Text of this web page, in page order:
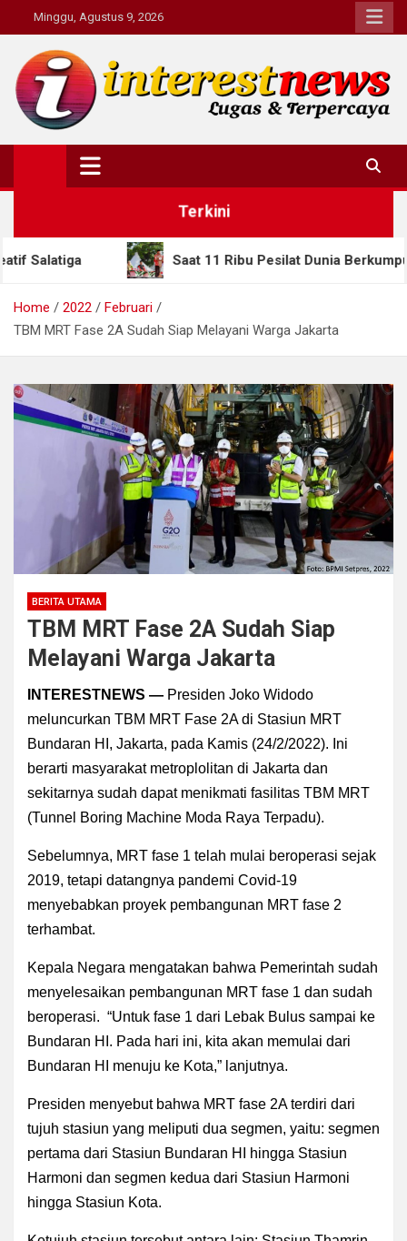
to
content
Minggu, Agustus 9, 2026
Interestnews.or.id
Terkini
Saat 11 Ribu Pesilat Dunia Berkumpul di Semarang,
Home 2022
Februari
TBM MRT Fase 2A Sudah Siap Melayani Warga Jakarta
BERITA UTAMA
TBM MRT Fase 2A Sudah Siap
Melayani Warga Jakarta
INTERESTNEWS — Presiden Joko Widodo
meluncurkan TBM MRT Fase 2A di Stasiun MRT
Bundaran HI, Jakarta, pada Kamis (24/2/2022). Ini
berarti masyarakat metroplolitan di Jakarta dan
sekitarnya sudah dapat menikmati fasilitas TBM MRT
(Tunnel Boring Machine Moda Raya Terpadu).
Sebelumnya, MRT fase 1 telah mulai beroperasi sejak
2019, tetapi datangnya pandemi Covid-19
menyebabkan proyek pembangunan MRT fase 2
terhambat.
Kepala Negara mengatakan bahwa Pemerintah sudah
menyelesaikan pembangunan MRT fase 1 dan sudah
beroperasi. “Untuk fase 1 dari Lebak Bulus sampai ke
Bundaran HI. Pada hari ini, kita akan memulai dari
Bundaran HI menuju ke Kota,” lanjutnya.
Presiden menyebut bahwa MRT fase 2A terdiri dari
tujuh stasiun yang meliputi dua segmen, yaitu: segmen
pertama dari Stasiun Bundaran HI hingga Stasiun
Harmoni dan segmen kedua dari Stasiun Harmoni
hingga Stasiun Kota.